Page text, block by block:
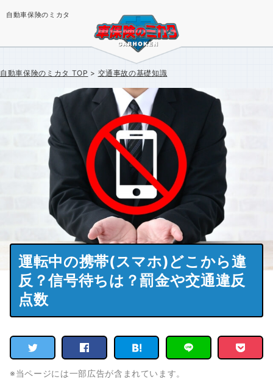
自動車保険のミカタ
自動車保険のミカタ TOP 交通事故の基礎知識
運転中の携帯(スマホ)どこから違
反？信号待ちは？罰金や交通違反
点数
※当ページには一部広告が含まれています。